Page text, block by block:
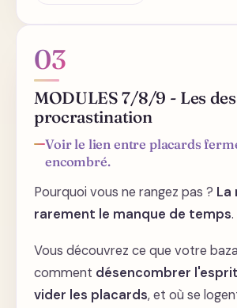
Ce qui se cache derrière la
Le choix de vos vêtements
réalité quotidienne
Rangement des hauts et des bas
Savez-vous remercier vos
De quoi cherchez-vous à vous
en les enfermant à la cave ?
03
MODULES 7/8/9 - Les
procrastination
Voir le lien entre placards
encombré.
Pourquoi vous ne rangez pas ? La
rarement le manque de temps.
Vous découvrez ce que votre
comment désencombrer
vider les placards, et où se